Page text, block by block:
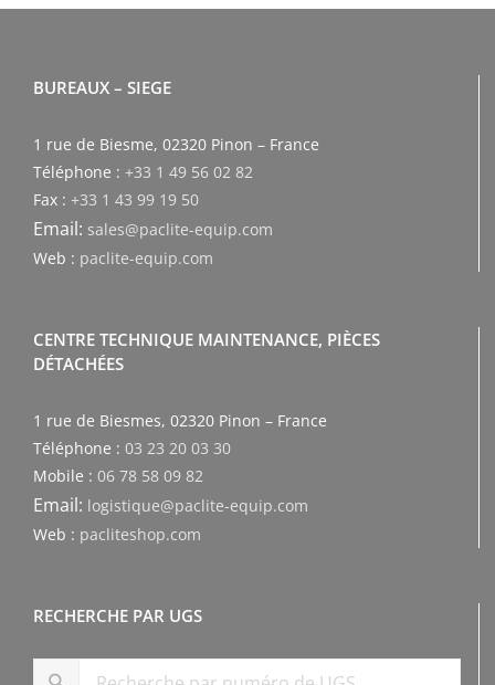
BUREAUX – SIEGE
1 rue de Biesme, 02320 Pinon – France
Téléphone : +33 1 49 56 02 82
Fax : +33 1 43 99 19 50
Email: sales@paclite-equip.com
Web : paclite-equip.com
CENTRE TECHNIQUE MAINTENANCE, PIÈCES
DÉTACHÉES
1 rue de Biesmes, 02320 Pinon – France
Téléphone : 03 23 20 03 30
Mobile : 06 78 58 09 82
Email: logistique@paclite-equip.com
Web : pacliteshop.com
RECHERCHE PAR UGS